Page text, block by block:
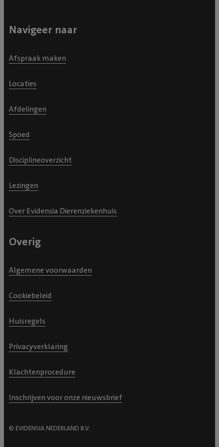
Navigeer naar
Afspraak maken
Locaties
Afdelingen
Spoed
Disciplineoverzicht
Lezingen
Over Evidensia Dierenziekenhuis
Overig
Algemene voorwaarden
Cookiebeleid
Huisregels
Privacyverklaring
Klachtenprocedure
Inschrijven voor onze nieuwsbrief
© EVIDENSIA NEDERLAND B.V.